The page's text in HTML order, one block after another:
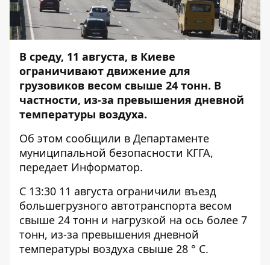
В среду, 11 августа, в Киеве
ограничивают движение для
грузовиков весом свыше 24 тонн. В
частности, из-за превышения дневной
температуры воздуха.
Об этом сообщили в Департаменте
муниципальной безопасности КГГА,
передает Информатор.
С 13:30 11 августа ограничили въезд
большегрузного автотранспорта весом
свыше 24 тонн и нагрузкой на ось более 7
тонн, из-за превышения дневной
температуры воздуха свыше 28 ° С.